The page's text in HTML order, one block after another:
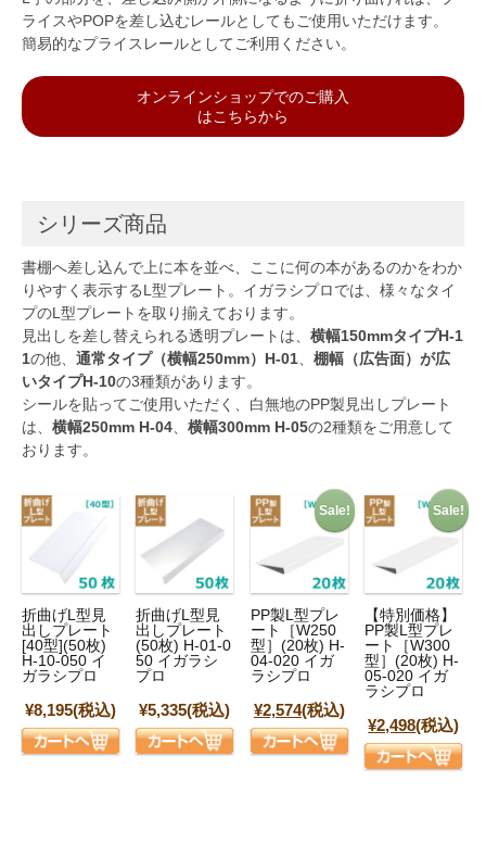
ライスやPOPを差し込むレールとしてもご使用いただけます。
簡易的なプライスレールとしてご利用ください。
オンラインショップでのご購入
はこちらから
シリーズ商品
書棚へ差し込んで上に本を並べ、ここに何の本があるのかをわか
りやすく表示するL型プレート。イガラシプロでは、様々なタイ
プのL型プレートを取り揃えております。
見出しを差し替えられる透明プレートは、 横幅150mmタイプH-1
1の他、 通常タイプ（横幅250mm）H-01、 棚幅（広告面）が広
いタイプH-10の3種類があります。
シールを貼ってご使用いただく、白無地のPP製見出しプレート
は、 横幅250mm H-04、 横幅300mm H-05の2種類をご用意して
おります。
折曲げL型見
出しプレート
[40型](50枚)
H-10-050 イ
ガラシプロ
¥8,195(税込)
折曲げL型見
出しプレート
(50枚) H-01-0
50 イガラシ
プロ
¥5,335(税込)
Sale!
PP製L型プレ
ート［W250
型］(20枚) H-
04-020 イガ
ラシプロ
¥2,574(税込)
Sale!
【特別価格】
PP製L型プレ
ート［W300
型］(20枚) H-
05-020 イガ
ラシプロ
¥2,498(税込)